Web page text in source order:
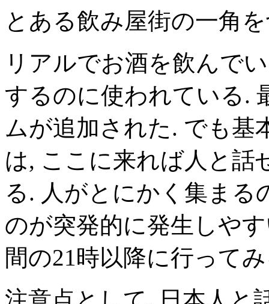
とある飲み屋街の一角
リアルでお酒を飲んで
するのに使われている.
ムが追加された. でも基
は, ここに来れば人と話
る. 人がとにかく集まる
のが突発的に発生しや
間の21時以降に行って